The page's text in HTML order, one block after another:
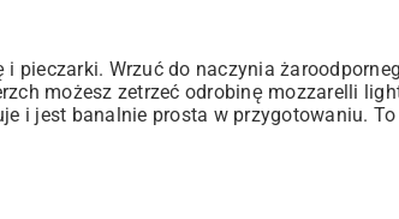
pieczarki. Wrzuć do naczynia
możesz zetrzeć odrobinę mozzarelli
i jest banalnie prosta w przygotowaniu. To